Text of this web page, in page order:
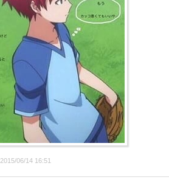
2015/06/14 16:51